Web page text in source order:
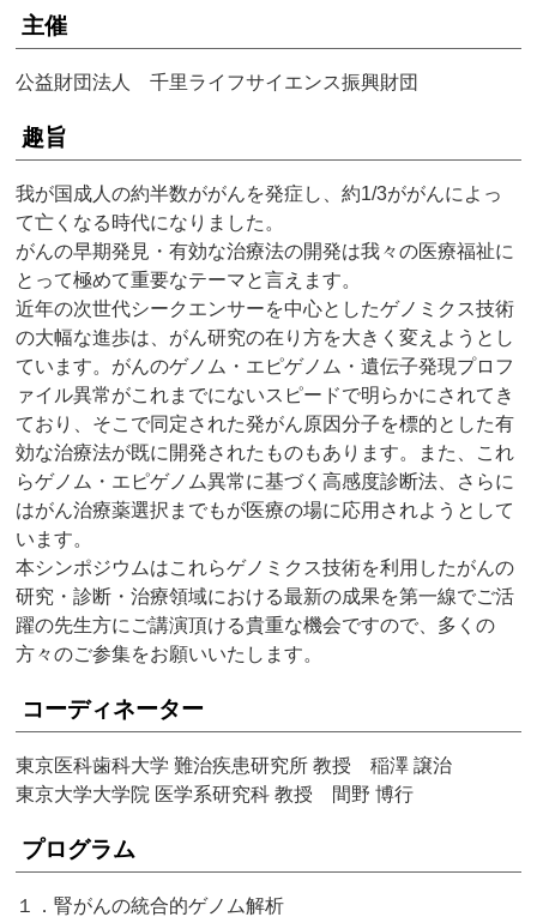
主催
公益財団法人 千里ライフサイエンス振興財団
趣旨
我が国成人の約半数ががんを発症し、約1/3ががんによっ
て亡くなる時代になりました。
がんの早期発見・有効な治療法の開発は我々の医療福祉に
とって極めて重要なテーマと言えます。
近年の次世代シークエンサーを中心としたゲノミクス技術
の大幅な進歩は、がん研究の在り方を大きく変えようとし
ています。がんのゲノム・エピゲノム・遺伝子発現プロフ
ァイル異常がこれまでにないスピードで明らかにされてき
ており、そこで同定された発がん原因分子を標的とした有
効な治療法が既に開発されたものもあります。また、これ
らゲノム・エピゲノム異常に基づく高感度診断法、さらに
はがん治療薬選択までもが医療の場に応用されようとして
います。
本シンポジウムはこれらゲノミクス技術を利用したがんの
研究・診断・治療領域における最新の成果を第一線でご活
躍の先生方にご講演頂ける貴重な機会ですので、多くの
方々のご参集をお願いいたします。
コーディネーター
東京医科歯科大学 難治疾患研究所 教授 稲澤 譲治
東京大学大学院 医学系研究科 教授 間野 博行
プログラム
１．腎がんの統合的ゲノム解析